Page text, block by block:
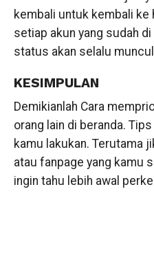
kembali untuk kembali ke
setiap akun yang sudah
status akan selalu
KESIMPULAN
Demikianlah Cara
orang lain di beranda.
kamu lakukan. Terutama
atau fanpage yang kamu
ingin tahu lebih awal